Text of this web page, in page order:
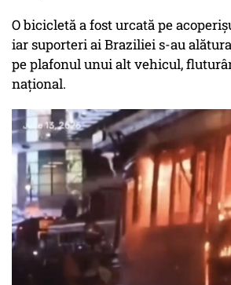
O bicicletă a fost urcată pe
iar suporteri ai Braziliei s-au
pe plafonul unui alt vehicul,
național.